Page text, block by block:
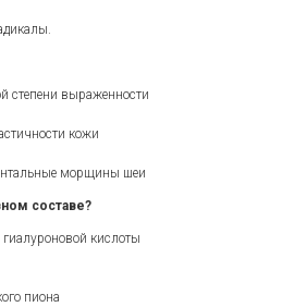
степени выраженности
кожи
морщины шеи
составе?
кислоты
пиона